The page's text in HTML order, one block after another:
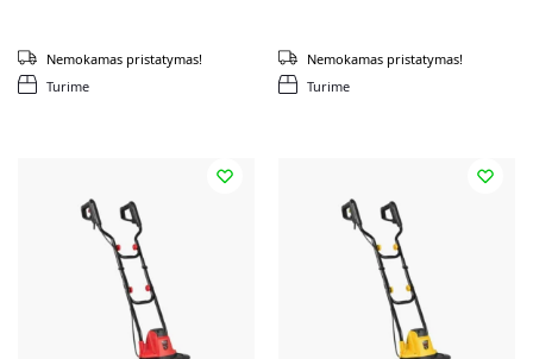
Turime
Nemokamas pristatymas!
Turime
Nemokamas pristatymas!